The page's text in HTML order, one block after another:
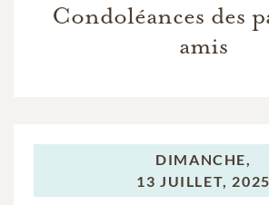
Condoléances des
amis
DIMANCHE,
13 JUILLET, 2025